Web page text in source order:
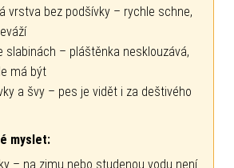
vrstva bez podšívky – rychle schne,
slabinách – pláštěnka nesklouzává,
má být
a švy – pes je vidět i za deštivého
myslet:
– na zimu nebo studenou vodu není